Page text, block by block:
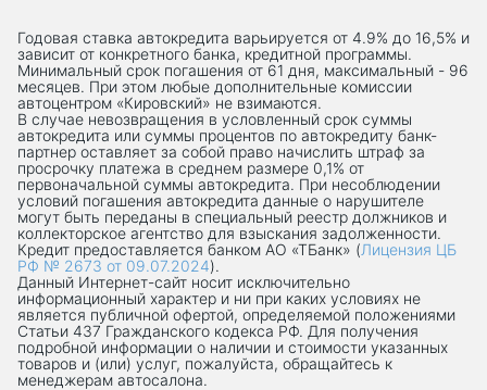
Годовая ставка автокредита варьируется от 4.9% до 16,5% и
зависит от конкретного банка, кредитной программы.
Минимальный срок погашения от 61 дня, максимальный - 96
месяцев. При этом любые дополнительные комиссии
автоцентром «Кировский» не взимаются.
В случае невозвращения в условленный срок суммы
автокредита или суммы процентов по автокредиту банк-
партнер оставляет за собой право начислить штраф за
просрочку платежа в среднем размере 0,1% от
первоначальной суммы автокредита. При несоблюдении
условий погашения автокредита данные о нарушителе
могут быть переданы в специальный реестр должников и
коллекторское агентство для взыскания задолженности.
Кредит предоставляется банком АО «ТБанк» (Лицензия ЦБ
РФ № 2673 от 09.07.2024).
Данный Интернет-сaйт носит исключительно
информационный характер и ни при каких условиях не
является публичной офертой, определяемой положениями
Статьи 437 Гражданского кодекса РФ. Для получения
подробной информации о наличии и стоимости указанных
товаров и (или) услуг, пожалуйста, обращайтесь к
менеджерам автосалона.